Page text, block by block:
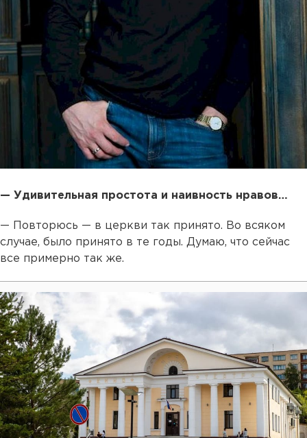
— Удивительная простота и наивность нравов…
— Повторюсь — в церкви так принято. Во всяком
случае, было принято в те годы. Думаю, что сейчас
все примерно так же.